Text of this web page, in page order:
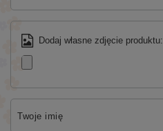
Dodaj własne zdjęcie produktu:
Twoje imię